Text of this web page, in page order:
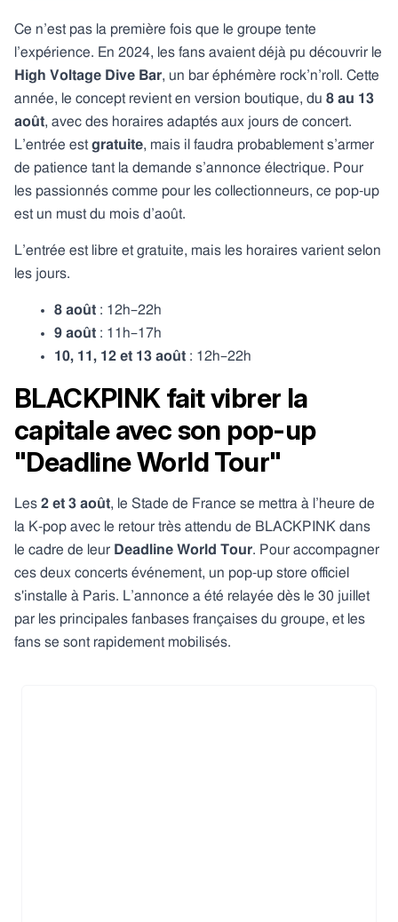
Ce n’est pas la première fois que le groupe tente
l’expérience. En 2024, les fans avaient déjà pu découvrir le
High Voltage Dive Bar, un bar éphémère rock’n’roll. Cette
année, le concept revient en version boutique, du 8 au 13
août, avec des horaires adaptés aux jours de concert.
L’entrée estgratuite, mais il faudra probablement s’armer
de patience tant la demande s’annonce électrique. Pour
les passionnés comme pour les collectionneurs, ce pop-up
est un must du mois d’août.
L’entrée est libre et gratuite, mais les horaires varient selon
les jours.
8 août : 12h–22h
9 août : 11h–17h
10, 11, 12 et 13 août : 12h–22h
BLACKPINK fait vibrer la
capitale avec son pop-up
"Deadline World Tour"
Les 2 et 3 août, le Stade de France se mettra à l’heure de
la K-pop avec le retour très attendu de BLACKPINK dans
le cadre de leur Deadline World Tour. Pour accompagner
ces deux concerts événement, un pop-up store officiel
s'installe à Paris. L’annonce a été relayée dès le 30 juillet
par les principales fanbases françaises du groupe, et les
fans se sont rapidement mobilisés.